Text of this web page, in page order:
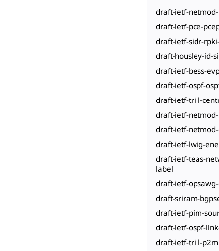
draft-ietf-
draft-ietf-pce-
draft-ietf-sidr-
draft-housley-id-
draft-ietf-bess-
draft-ietf-ospf-
draft-ietf-trill-
draft-ietf-
draft-ietf-
draft-ietf-lwig-
draft-ietf-teas-
label
draft-ietf-
draft-sriram-
draft-ietf-pim-
draft-ietf-ospf-
draft-ietf-trill-